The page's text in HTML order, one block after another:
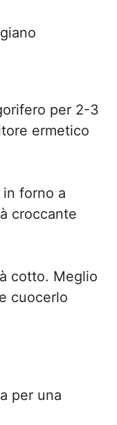
per 2-3
ermetico
in forno a
croccante
cotto. Meglio
cuocerlo
per una